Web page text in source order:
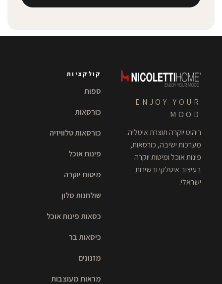
ENJOY YOUR
MOOD
ריהוט יוקרה תוצרת איטליה.
מערכות ישיבה, כורסאות,
פינות אוכל ומיטות יוקרה
בעיצוב איטלקי ובשירות
ישראלי.
קולקציות
ספות
כורסאות
כורסאות טלוויזיה
פינות אוכל
מיטות יוקרה
שולחנות סלון
כסאות פינות אוכל
כיסאות בר
מזנונים
מראות מעוצבות